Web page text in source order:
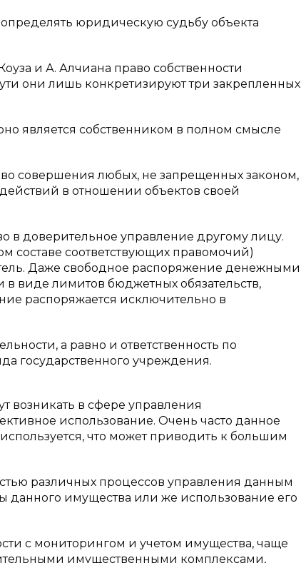
юридическую судьбу объекта
и А. Алчиана право собственности
они лишь конкретизируют три закрепленных
является собственником в полном смысле
совершения любых, не запрещенных законом,
в отношении объектов своей
в доверительное управление другому лицу.
составе соответствующих правомочий)
Даже свободное распоряжение денежными
виде лимитов бюджетных обязательств,
распоряжается исключительно в
а равно и ответственность по
государственного учреждения.
возникать в сфере управления
использование. Очень часто данное
что может приводить к большим
различных процессов управления данным
данного имущества или же использование его
с мониторингом и учетом имущества, чаще
имущественными комплексами,